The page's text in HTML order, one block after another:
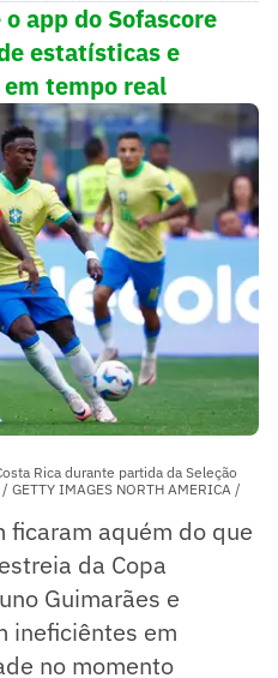
app do Sofascore
estatísticas e
tempo real
Rica durante partida da Seleção
IMAGES NORTH AMERICA /
ficaram aquém do que
da Copa
Guimarães e
ineficiêntes em
no momento